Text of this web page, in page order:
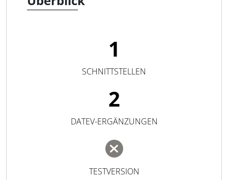
1
SCHNITTSTELLEN
2
DATEV-ERGÄNZUNGEN
TESTVERSION